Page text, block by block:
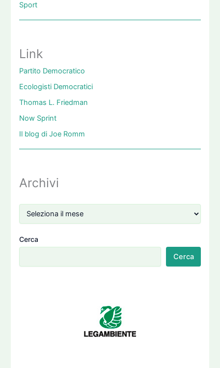
Sport
Link
Partito Democratico
Ecologisti Democratici
Thomas L. Friedman
Now Sprint
Il blog di Joe Romm
Archivi
Cerca
Cerca